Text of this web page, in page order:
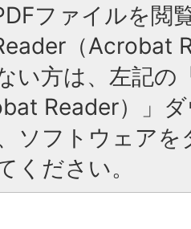
ファイルを閲
（Acrobat
い方は、左記の
Reader）」
ソフトウェア
ください。